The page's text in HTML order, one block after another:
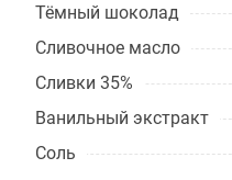
Тёмный шоколад
Сливочное масло
Сливки 35%
Ванильный экстракт
Соль